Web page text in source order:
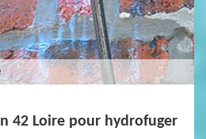
42 Loire pour hydrofuger